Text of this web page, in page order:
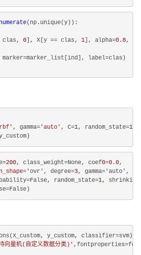
(np.unique(y)):
clas, 0 ], X[y == clas, 1 ], alpha=0.8, s=
label=clas)
, gamma= 'auto' , C=1, random_state=1
200, class_weight=None, coef0=0 .0,
='ovr', degree=3, gamma='auto',
random_state=1,
y_custom, classifier=svm)
向量机(自定义数据分类)'